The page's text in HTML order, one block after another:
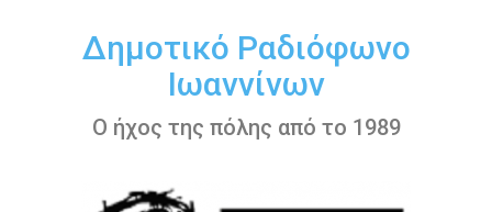
περιεχόμενοΔημοτικό Ραδιόφωνο
Ιωαννίνων
Ο ήχος της πόλης από το 1989